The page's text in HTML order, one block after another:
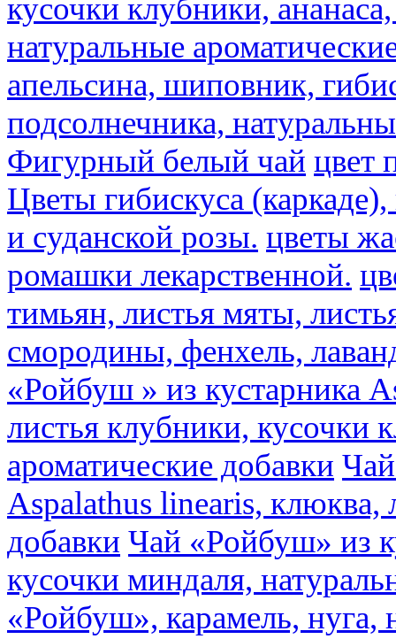
кусочки клубники,
натуральные
апельсина, шиповник,
подсолнечника,
Фигурный белый чай цвет
Цветы гибискуса
и суданской розы. цветы
ромашки лекарственной.
тимьян, листья мяты,
смородины, фенхель,
«Ройбуш » из кустарника
листья клубники, кусочки
ароматические добавки
Aspalathus linearis, клюква,
добавки Чай «Ройбуш» из
кусочки миндаля,
«Ройбуш», карамель, нуга,